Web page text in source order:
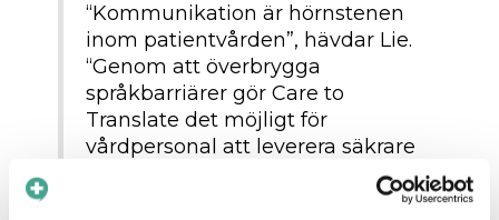
“Kommunikation är hörnstenen
inom patientvården”, hävdar Lie.
“Genom att överbrygga
språkbarriärer gör Care to
Translate det möjligt för
vårdpersonal att leverera säkrare
och effektivare vård till patienter,
oavsett lingvistiska skillnader.”